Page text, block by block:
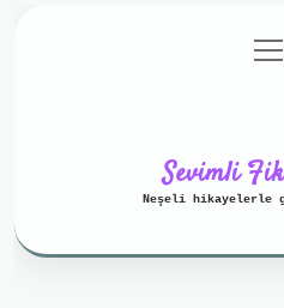
aç
Sevimli
Neşeli hikayelerle